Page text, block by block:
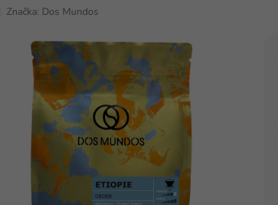
Značka: Dos Mundos